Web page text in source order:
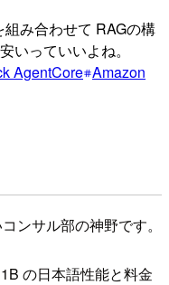
み合わせて RAGの構
いっていいよね。
AgentCore Amazon
ンサル部の神野です。
の日本語性能と料金